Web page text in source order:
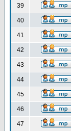
39
40
41
42
43
44
45
46
47